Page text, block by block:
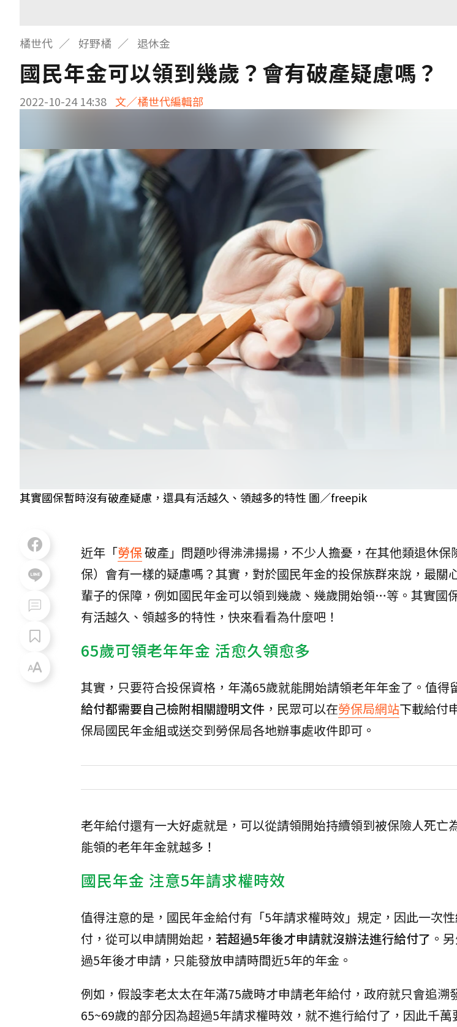
橘世代 好野橘 退休金
國民年金可以領到幾歲？會有破產疑慮嗎？
2022-10-24 14:38 文／橘世代編輯部
其實國保暫時沒有破產疑慮，還具有活越久、領越多的特性 圖／freepik
近年「勞保破產」問題吵得沸沸揚揚，不少人擔憂，在其他類退休保
保）會有一樣的疑慮嗎？其實，對於國民年金的投保族群來說，最關
輩子的保障，例如國民年金可以領到幾歲、幾歲開始領…等。其實國
有活越久、領越多的特性，快來看看為什麼吧！
65歲可領老年年金 活愈久領愈多
其實，只要符合投保資格，年滿65歲就能開始請領老年年金了。值得
給付都需要自己檢附相關證明文件 ，民眾可以在勞保局網站下載給付
保局國民年金組或送交到勞保局各地辦事處收件即可。
老年給付還有一大好處就是，可以從請領開始持續領到被保險人死亡
能領的老年年金就越多！
國民年金 注意5年請求權時效
值得注意的是，國民年金給付有「5年請求權時效」規定，因此一次
付，從可以申請開始起， 若超過5年後才申請就沒辦法進行給付了 。
過5年後才申請，只能發放申請時間近5年的年金。
例如，假設李老太太在年滿75歲時才申請老年給付，政府就只會追溯
65~69歲的部分因為超過5年請求權時效，就不進行給付了，因此千萬